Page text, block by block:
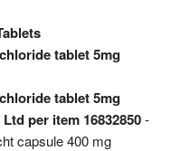
tablet 5mg
tablet 5mg
per item 16832850-
capsule 400 mg